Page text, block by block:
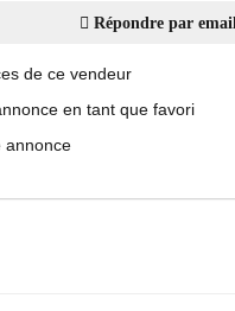
Répondre par email
de ce vendeur
en tant que favori
annonce